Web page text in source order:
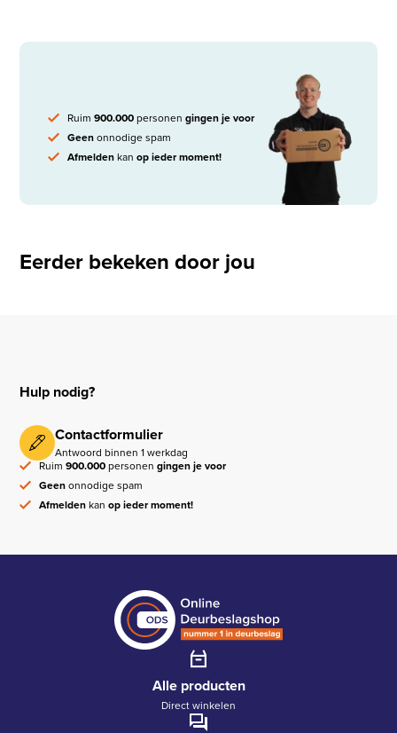
Ruim900.000personengingen je voor
Geenonnodige spam
Afmeldenkanop ieder moment!
Eerder bekeken door jou
Hulp nodig?
Contactformulier
Antwoord binnen 1 werkdag
Ruim900.000personengingen je voor
Geenonnodige spam
Afmeldenkanop ieder moment!
Alle producten
Direct winkelen